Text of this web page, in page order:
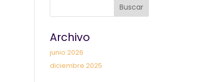
Buscar
Archivo
junio 2026
diciembre 2025